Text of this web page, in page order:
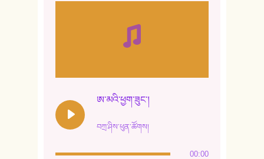
ཨ་མའི་ཕྱག་ཟུང་།
བཀྲ་ཤིས་ཕུན་ཚོགས།
00:00